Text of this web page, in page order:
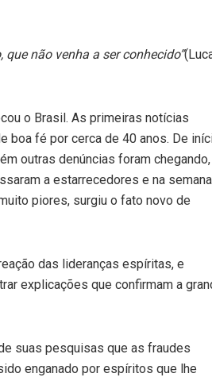
não venha a ser conhecido”
o Brasil. As primeiras notícias
boa fé por cerca de 40 anos. De
outras denúncias foram chegando,
a estarrecedores e na semana
piores, surgiu o fato novo de
das lideranças espíritas, e
explicações que confirmam a
suas pesquisas que as fraudes
enganado por espíritos que lhe